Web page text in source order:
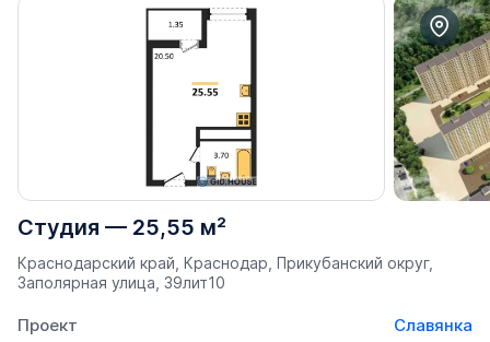
Студия — 25,55 м²
Краснодарский край, Краснодар, Прикубанский округ,
Заполярная улица, 39лит10
Проект
Славянка